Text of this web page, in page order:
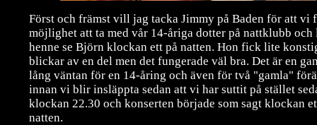
Först och främst vill jag tacka Jimmy på Baden för att vi
möjlighet att ta med vår 14-åriga dotter på nattklubb och
henne se Björn klockan ett på natten. Hon fick lite
blickar av en del men det fungerade väl bra. Det är en
lång väntan för en 14-åring och även för två "gamla"
innan vi blir insläppta sedan att vi har suttit på stället
klockan 22.30 och konserten började som sagt klockan
natten.